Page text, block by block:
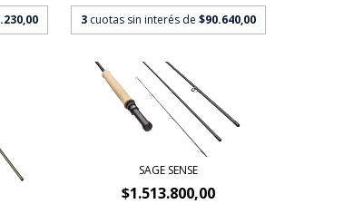
3 cuotas sin interés de $90.640,00
SAGE SENSE
$1.513.800,00